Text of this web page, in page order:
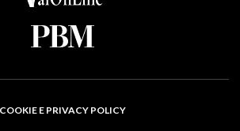
COOKIE E PRIVACY POLICY